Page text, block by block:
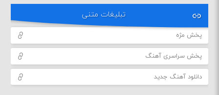
تبلیغات متنی
پخش مژه
پخش سراسری آهنگ
دانلود آهنگ جدید